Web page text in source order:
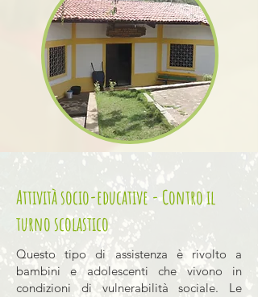
Attività socio-educative - Contro il
turno scolastico
Questo tipo di assistenza è rivolto a
bambini e adolescenti che vivono in
condizioni di vulnerabilità sociale. Le